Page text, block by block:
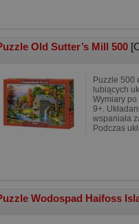
Old Sutter’s Mill 500
Puzzle 500
lubiących
Wymiary po
9+.
wspaniała
Podczas
Wodospad Haifoss